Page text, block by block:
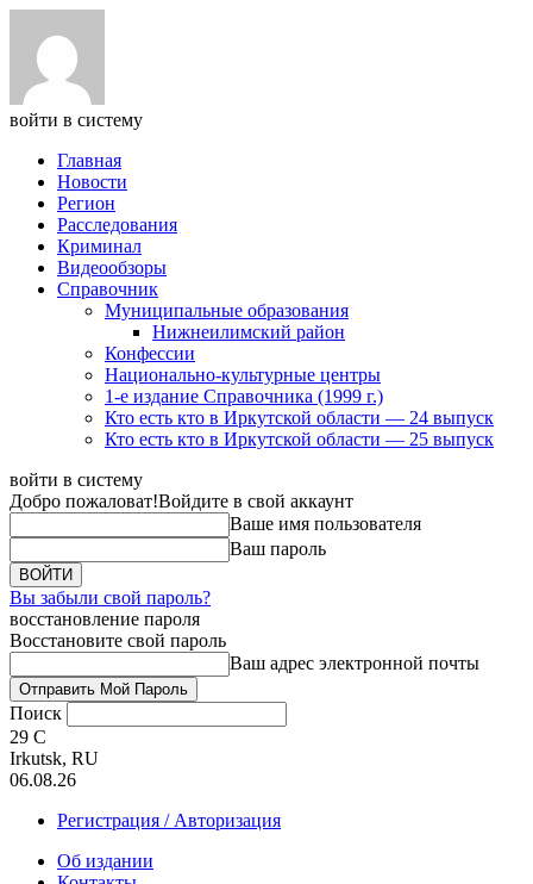
войти в систему
Главная
Новости
Регион
Расследования
Криминал
Видеообзоры
Справочник
Муниципальные образования
Нижнеилимский район
Конфессии
Национально-культурные центры
1-е издание Справочника (1999 г.)
Кто есть кто в Иркутской области — 24 выпуск
Кто есть кто в Иркутской области — 25 выпуск
войти в систему
Добро пожаловат!Войдите в свой аккаунт
Ваше имя пользователя
Ваш пароль
Вы забыли свой пароль?
восстановление пароля
Восстановите свой пароль
Ваш адрес электронной почты
Поиск
29 C
Irkutsk, RU
06.08.26
Регистрация / Авторизация
Об издании